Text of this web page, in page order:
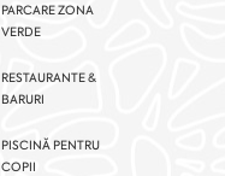
PARCARE ZONA
VERDE
RESTAURANTE &
BARURI
PISCINĂ PENTRU
COPII